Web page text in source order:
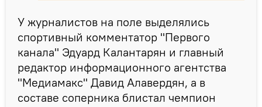
У журналистов на поле выделялись
спортивный комментатор "Первого
канала" Эдуард Калантарян и главный
редактор информационного агентства
"Медиамакс" Давид Алавердян, а в
составе соперника блистал чемпион